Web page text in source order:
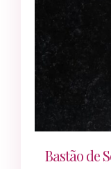
Bastão de